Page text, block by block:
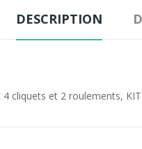
DESCRIPTION
cliquets et 2 roulements, KIT